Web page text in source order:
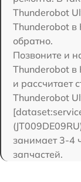
Thunderobot
Thunderobot в
обратно.
Позвоните и
Thunderobot в
и рассчитает
Thunderobot
занимает 3-4
запчастей.